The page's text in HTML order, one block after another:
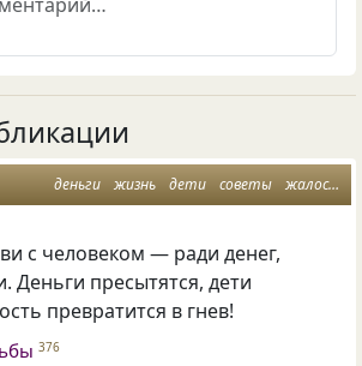
деньги жизнь дети советы жалость
с человеком — ради денег,
Деньги пресытятся, дети
превратится в гнев!
376